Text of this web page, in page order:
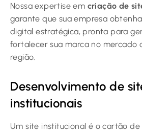
Nossa expertise em criação de
garante que sua empresa
digital estratégica, pronta para
fortalecer sua marca no mercado
região.
Desenvolvimento de
institucionais
Um site institucional é o cartão